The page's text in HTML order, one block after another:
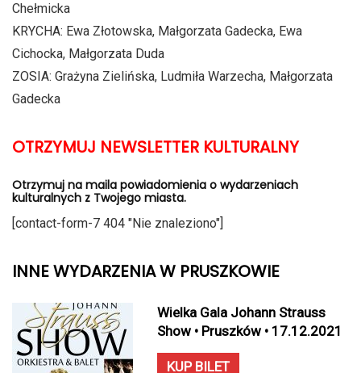
Chełmicka
KRYCHA: Ewa Złotowska, Małgorzata Gadecka, Ewa
Cichocka, Małgorzata Duda
ZOSIA: Grażyna Zielińska, Ludmiła Warzecha, Małgorzata
Gadecka
OTRZYMUJ NEWSLETTER KULTURALNY
Otrzymuj na maila powiadomienia o wydarzeniach
kulturalnych z Twojego miasta.
[contact-form-7 404 "Nie znaleziono"]
INNE WYDARZENIA W PRUSZKOWIE
Wielka Gala Johann Strauss
Show • Pruszków • 17.12.2021
KUP BILET